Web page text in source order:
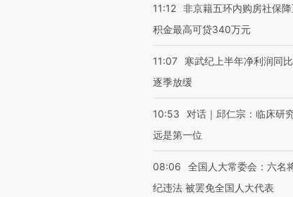
11:12 非京籍五环内购房社保
积金最高可贷340万元
11:07
寒武纪上半年净利润同
逐季放缓
10:53
对话｜邱仁宗：临床研
远是第一位
08:06
全国人大常委会：六名
纪违法 被罢免全国人大代表